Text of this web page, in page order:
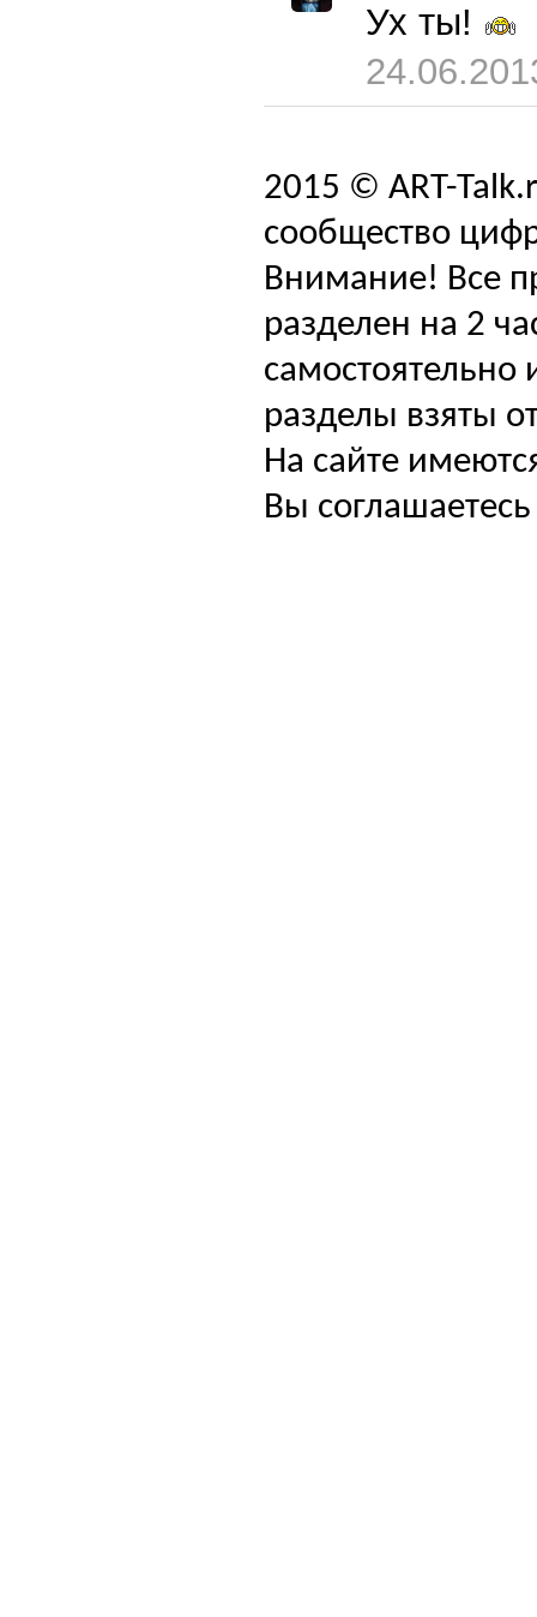
Ух ты!
2015 © ART-
сообщество
Внимание! Все
разделен на 2
самостоятельно
разделы взяты
На сайте
Вы